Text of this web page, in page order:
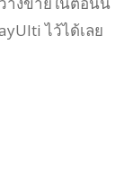
ไว้ได้เลย